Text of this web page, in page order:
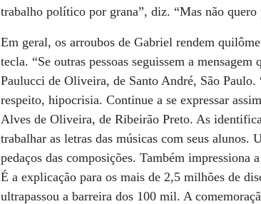
trabalho político por grana”, diz. “Mas não
Em geral, os arroubos de Gabriel rendem
tecla. “Se outras pessoas seguissem a
Paulucci de Oliveira, de Santo André, São
respeito, hipocrisia. Continue a se expressar
Alves de Oliveira, de Ribeirão Preto. As
trabalhar as letras das músicas com seus
pedaços das composições. Também impressiona
É a explicação para os mais de 2,5 milhões de
ultrapassou a barreira dos 100 mil. A